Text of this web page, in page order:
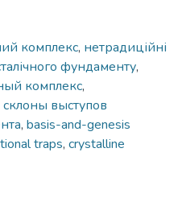
комплекс, нетрадиційні
фундаменту,
комплекс,
склоны выступов
, basis-and-genesis
traps, crystalline